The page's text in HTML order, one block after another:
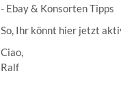
- Ebay & Konsorten Tipps
So, Ihr könnt hier jetzt
Ciao,
Ralf